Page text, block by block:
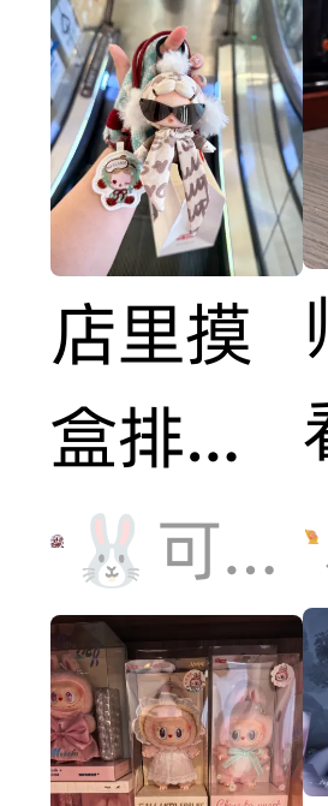
店里摸
盒排除
法最轻
最重和
最打盒
🐰可乐SAMA🐈